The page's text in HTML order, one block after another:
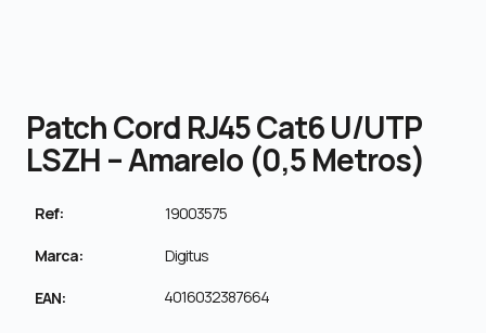
Patch Cord RJ45 Cat6 U/UTP
LSZH – Amarelo (0,5 Metros)
Ref: 19003575
Marca: Digitus
EAN: 4016032387664